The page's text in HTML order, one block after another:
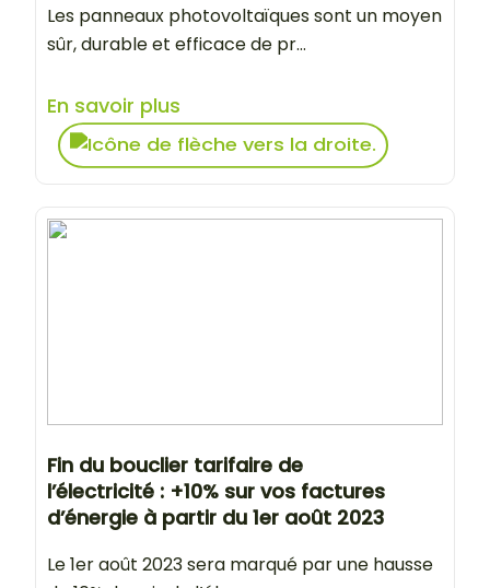
Les panneaux photovoltaïques sont un moyen
sûr, durable et efficace de pr...
En savoir plus
Fin du bouclier tarifaire de
l’électricité : +10% sur vos factures
d’énergie à partir du 1er août 2023
Le 1er août 2023 sera marqué par une hausse